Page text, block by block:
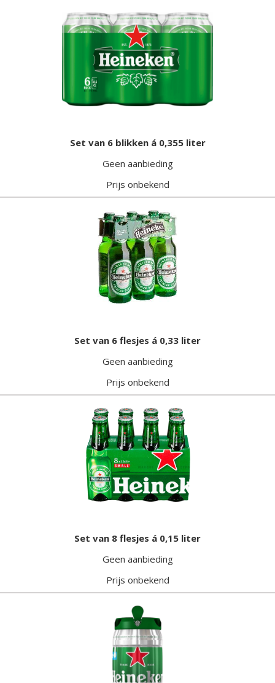
Set van 6 blikken á 0,355 liter
Geen aanbieding
Prijs onbekend
Set van 6 flesjes á 0,33 liter
Geen aanbieding
Prijs onbekend
Set van 8 flesjes á 0,15 liter
Geen aanbieding
Prijs onbekend